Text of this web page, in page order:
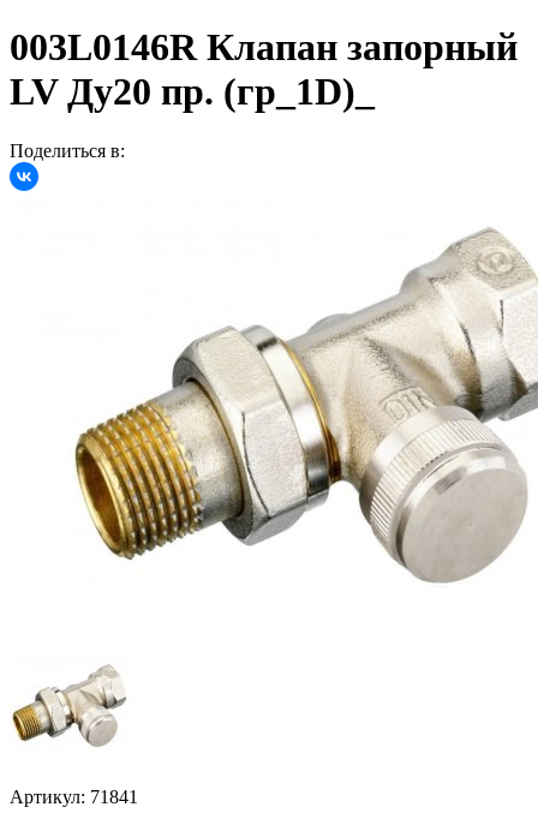
003L0146R Клапан запорный
LV Ду20 пр. (гр_1D)_
Поделиться в:
Артикул: 71841